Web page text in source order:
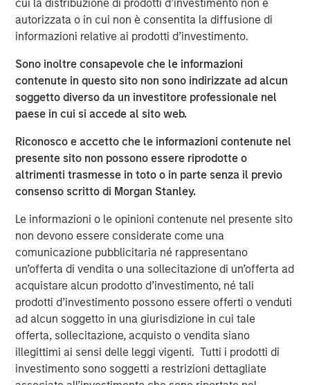
cui la distribuzione di prodotti d’investimento non è
autorizzata o in cui non è consentita la diffusione di
informazioni relative ai prodotti d’investimento.
Sono inoltre consapevole che le informazioni
contenute in questo sito non sono indirizzate ad alcun
soggetto diverso da un investitore professionale nel
paese in cui si accede al sito web.
Riconosco e accetto che le informazioni contenute nel
presente sito non possono essere riprodotte o
altrimenti trasmesse in toto o in parte senza il previo
consenso scritto di Morgan Stanley.
Le informazioni o le opinioni contenute nel presente sito
non devono essere considerate come una
comunicazione pubblicitaria né rappresentano
un’offerta di vendita o una sollecitazione di un’offerta ad
acquistare alcun prodotto d’investimento, né tali
prodotti d’investimento possono essere offerti o venduti
ad alcun soggetto in una giurisdizione in cui tale
offerta, sollecitazione, acquisto o vendita siano
illegittimi ai sensi delle leggi vigenti. Tutti i prodotti di
investimento sono soggetti a restrizioni dettagliate
Presidio Petroleum and lead a talented executive team
with significant technical and operational expertise.
Chris Hammack, Co-Founder and Co-Chief Executive
Officer of Presidio Petroleum, said, “We are enthusiastic
to be partnering with Morgan Stanley Energy Partners in
support of our vision of building an industry-leading
operator of overlooked, developed oil and gas assets. We
believe our relationship with MSEP will accelerate the
growth of Presidio's asset base across multiple basins
where the Presidio management team has a long history
of efficient and responsible operations.”
Will Ulrich, Co-Founder and Co-Chief Executive Officer of
Presidio Petroleum, added, “Presidio was founded upon
the philosophy of engineering efficiency. Our competitive
advantage allows us to unlock the value of acquired oil
and gas reserves through leading operational practices,
modern development technologies, and the advancement
and use of the digital oilfield. We are pleased to have a
partner in Morgan Stanley Energy Partners that shares
our philosophy and look forward to the collaboration as
we pursue multiple opportunities to grow the business.”